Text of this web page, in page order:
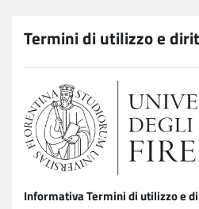
Termini di utilizzo e
Informativa Termini di utilizzo e